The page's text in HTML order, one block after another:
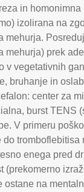
in
izolirana na
mehurja.
mehurja) prek
v vegetativnih
, bruhanje in
center za
, burst TENS
V primeru
do tromboflebitisa
enega pred
(prekomerno
ostane na